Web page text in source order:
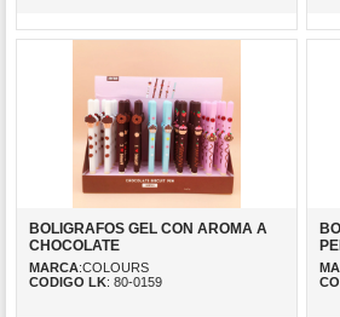
BOLIGRAFOS GEL CON AROMA A
CHOCOLATE
MARCA:COLOURS
CODIGO LK: 80-0159